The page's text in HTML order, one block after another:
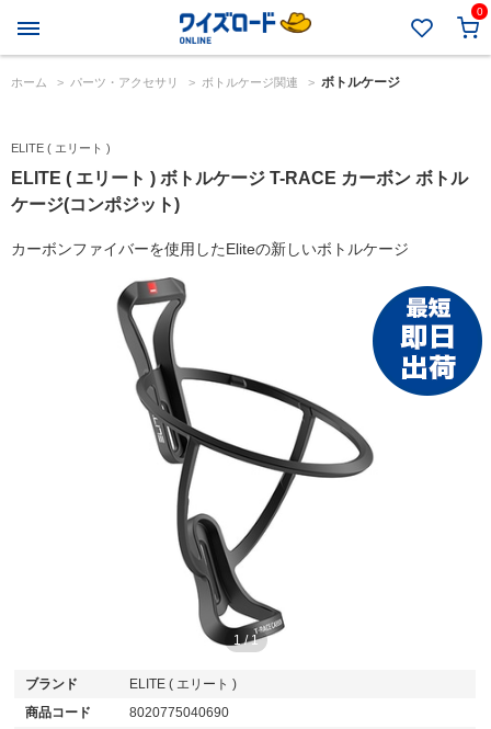
0
ホーム > パーツ・アクセサリ > ボトルケージ関連 > ボトルケージ
ELITE ( エリート )
ELITE ( エリート ) ボトルケージ T-RACE カーボン ボトル
ケージ(コンポジット)
カーボンファイバーを使用したEliteの新しいボトルケージ
1/1
ブランド
ELITE ( エリート )
商品コード
8020775040690